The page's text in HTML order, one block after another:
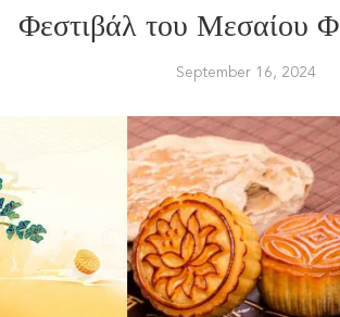
Φεστιβάλ του Μεσαίου
September 16, 2024